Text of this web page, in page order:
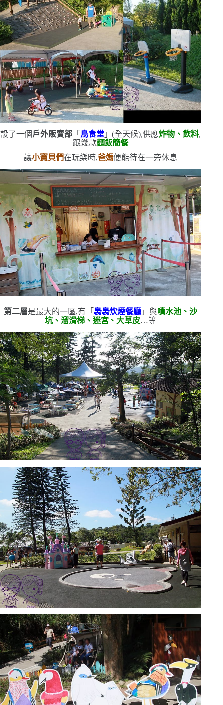
設了一個戶外販賣部「 鳥食堂」 (全天候),供應炸物、飲料,
跟幾款麵飯簡餐
讓小寶貝們在玩樂時,爸媽便能待在一旁休息
第二層是最大的一區,有「 裊裊炊煙餐廳」與噴水池、沙
坑、溜滑梯、迷宮、大草皮…等